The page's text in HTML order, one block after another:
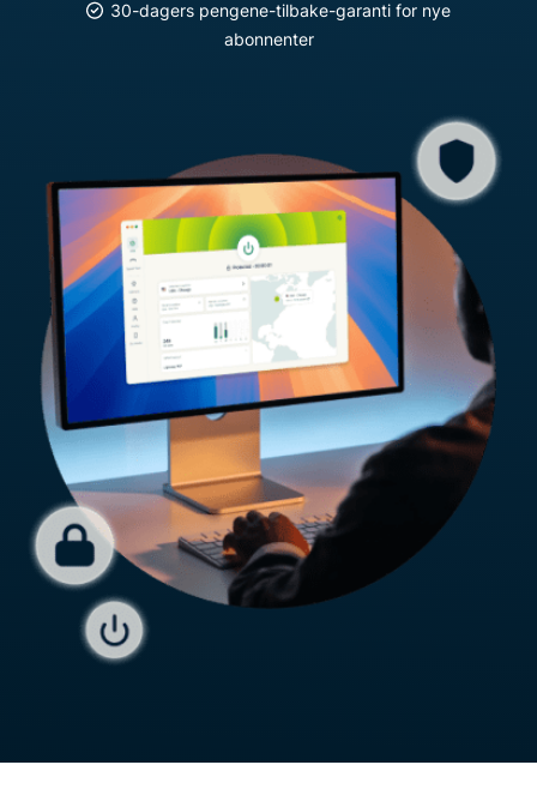
30-dagers pengene-tilbake-garanti for nye
abonnenter